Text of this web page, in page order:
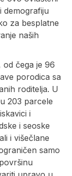
demografiju
za besplatne
naših
od čega je 96
porodica sa
roditelja. U
203 parcele
i
i seoske
i višečlane
samo